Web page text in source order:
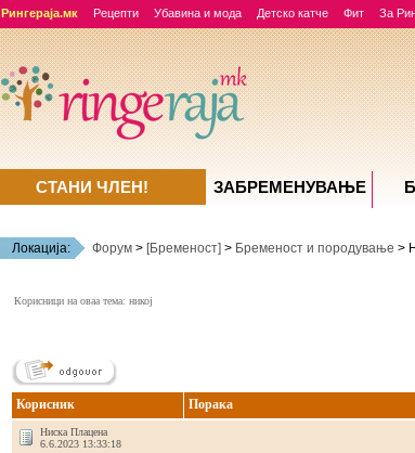
Рингераја.мк Рецепти Убавина и мода Детско катче Фит За
Локација: Форум> [Бременост] > Бременост и породување >
Корисници на оваа тема: никој
Корисник Порака
Ниска Плацена
6.6.2023 13:33:18
СТАНИ ЧЛЕН! ЗАБРЕМЕНУВАЊE